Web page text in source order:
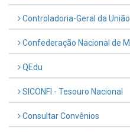
Controladoria-Geral da União
Confederação Nacional de
QEdu
SICONFI - Tesouro Nacional
Consultar Convênios